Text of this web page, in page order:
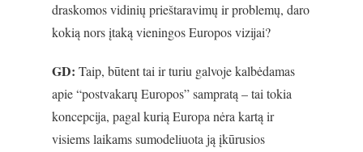
draskomos vidinių prieštaravimų ir problemų, daro
kokią nors įtaką vieningos Europos vizijai?
GD: Taip, būtent tai ir turiu galvoje kalbėdamas
apie “postvakarų Europos” sampratą – tai tokia
koncepcija, pagal kurią Europa nėra kartą ir
visiems laikams sumodeliuota ją įkūrusios